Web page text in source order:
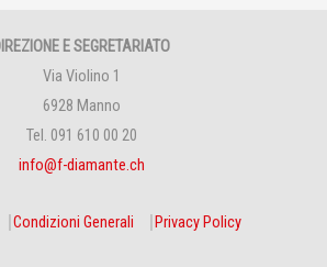
E SEGRETARIATO
Via Violino 1
6928 Manno
Tel. 091 610 00 20
info@f-diamante.ch
Condizioni Generali Privacy Policy